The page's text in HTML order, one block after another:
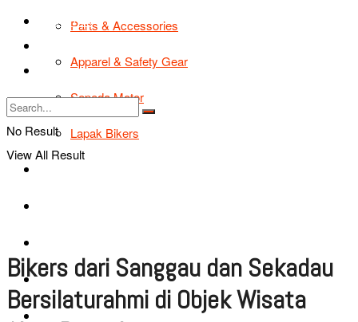
Parts & Accessories
Apparel & Safety Gear
Sepeda Motor
Lapak Bikers
Bikers Cars
TIPS & TRIK
Tentang Kami
No Result
View All Result
Bikers dari Sanggau dan Sekadau
Bersilaturahmi di Objek Wisata